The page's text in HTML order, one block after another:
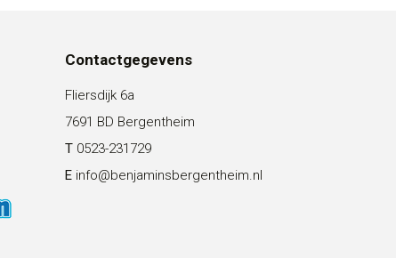
Contactgegevens
Fliersdijk 6a
7691 BD Bergentheim
T 0523-231729
E info@benjaminsbergentheim.nl